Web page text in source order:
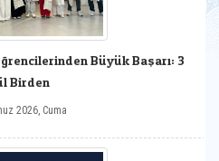
Büyük Başarı: 3
Birden
2026, Cuma